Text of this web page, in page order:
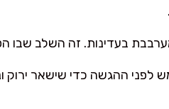
בעדינות. זה השלב
לפני ההגשה כדי שישאר ירוק